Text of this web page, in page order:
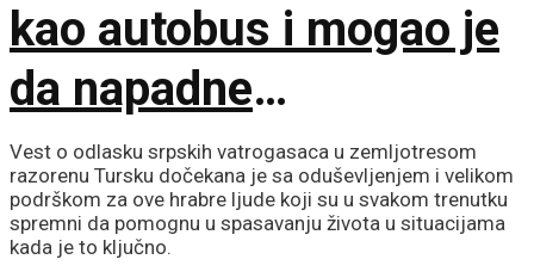
kao autobus i mogao je
da napadne
dinosauruse
Vest o odlasku srpskih vatrogasaca u zemljotresom
razorenu Tursku dočekana je sa oduševljenjem i velikom
podrškom za ove hrabre ljude koji su u svakom trenutku
spremni da pomognu u spasavanju života u situacijama
kada je to ključno.